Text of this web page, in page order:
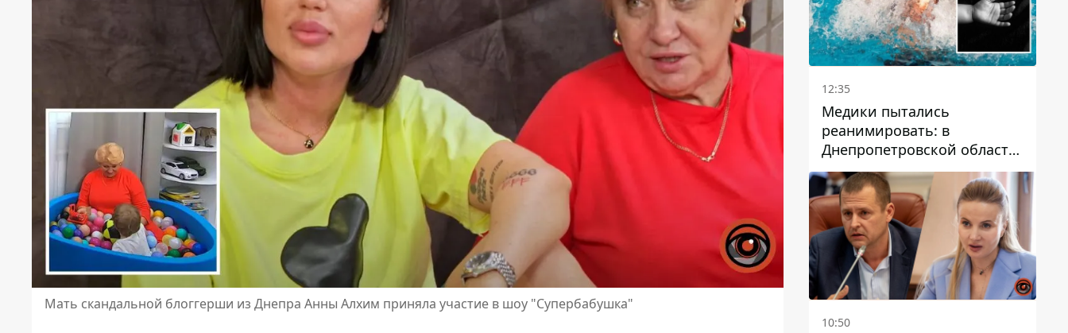
Мать скандальной блоггерши из Днепра Анны Алхим приняла участие в шоу "Супербабушка"
12:35
Медики пытались
реанимировать: в
Днепропетровской области
двухлетний мальчик утонул
в бассейне
10:50